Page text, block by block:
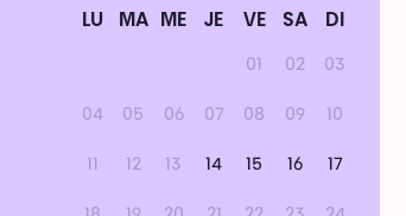
LU MA ME JE VE SA DI
01 02 03
04 05 06 07 08 09 10
11 12 13 14 15 16 17